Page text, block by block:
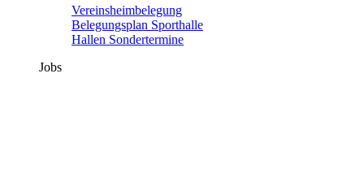
Vereinsheimbelegung
Belegungsplan Sporthalle
Hallen Sondertermine
Jobs